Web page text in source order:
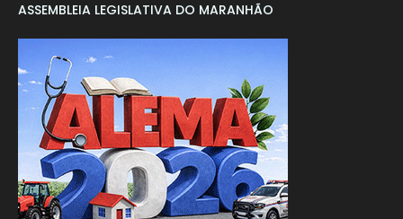
ASSEMBLEIA LEGISLATIVA DO MARANHÃO